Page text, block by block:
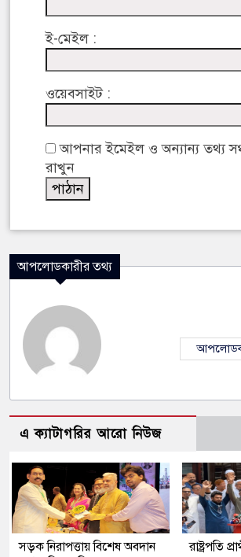
ই-মেইল :
ওয়েবসাইট :
আপনার ইমেইল ও অন্যান্য তথ্য
রাখুন
আপলোডকারীর তথ্য
এ ক্যাটাগরির আরো নিউজ
সড়ক নিরাপত্তায় বিশেষ অবদান
রাষ্ট্রপতি